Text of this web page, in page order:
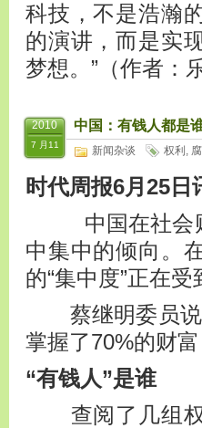
科技，不是浩瀚
的演讲，而是实
梦想。”（作者：
2010
7 月11
中国：有钱人都是
新闻杂谈 权利 ,
时代周报6月25日
中国在社
中集中的倾向。
的“集中度”正在
蔡继明委员说
掌握了70%的财
“有钱人”是谁
查阅了几组权